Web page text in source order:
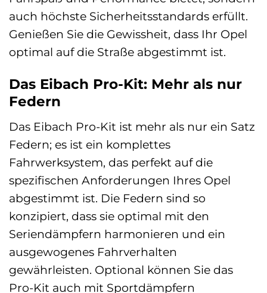
auch höchste Sicherheitsstandards erfüllt.
Genießen Sie die Gewissheit, dass Ihr Opel
optimal auf die Straße abgestimmt ist.
Das Eibach Pro-Kit: Mehr als nur
Federn
Das Eibach Pro-Kit ist mehr als nur ein Satz
Federn; es ist ein komplettes
Fahrwerksystem, das perfekt auf die
spezifischen Anforderungen Ihres Opel
abgestimmt ist. Die Federn sind so
konzipiert, dass sie optimal mit den
Seriendämpfern harmonieren und ein
ausgewogenes Fahrverhalten
gewährleisten. Optional können Sie das
Pro-Kit auch mit Sportdämpfern